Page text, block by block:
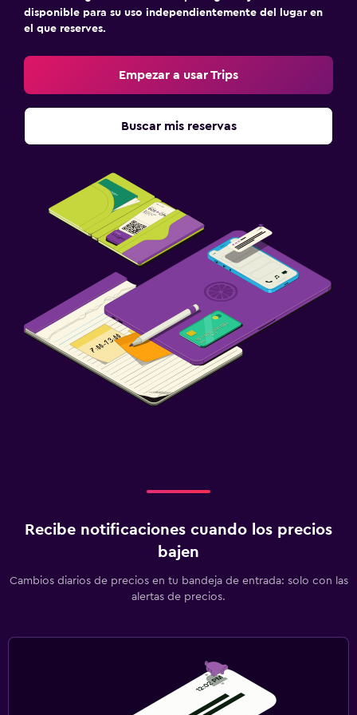
Habitaciones para no fumadores disponibles
extra)
Plantas superiores accesibles por escaleras
Chimenea exterior
Terraza/patio
Lavandería
Lavandería
Servicio de planchado
Servicios de lavandería/tintorería
Enchufe cerca de la cama
Armario o clóset
disponible para su uso independientemente del lugar en
el que reserves.
Empezar a usar Trips
Buscar mis reservas
Recibe notificaciones cuando los precios
bajen
Cambios diarios de precios en tu bandeja de entrada: solo con las
alertas de precios.